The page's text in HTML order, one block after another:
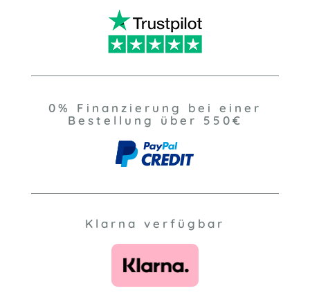
0% Finanzierung bei einer
Bestellung über 550€
Klarna verfügbar